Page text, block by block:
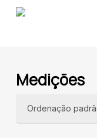
Skip
Medições